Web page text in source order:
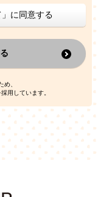
いデータに不可逆変
役立てること
こと
いは行いません。ま
はありません。
変換した上で第三
その結果に基づい
配信事業者が、こ
とはありません。
個人情報を第三者
」に同意する
め、
用しています。